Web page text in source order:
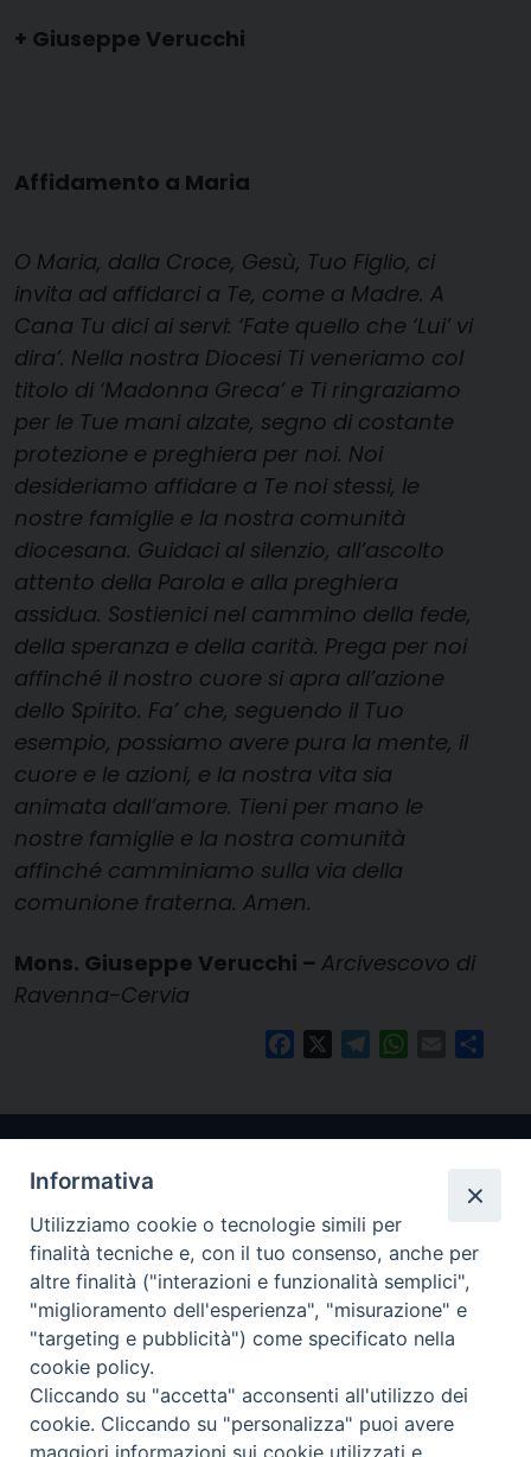
+ Giuseppe Verucchi
Affidamento a Maria
O Maria, dalla Croce, Gesù, Tuo Figlio, ci
invita ad affidarci a Te, come a Madre. A
Cana Tu dici ai servi: ‘Fate quello che ‘Lui’ vi
dira’. Nella nostra Diocesi Ti veneriamo col
titolo di ‘Madonna Greca’ e Ti ringraziamo
per le Tue mani alzate, segno di costante
protezione e preghiera per noi. Noi
desideriamo affidare a Te noi stessi, le
nostre famiglie e la nostra comunità
diocesana. Guidaci al silenzio, all’ascolto
attento della Parola e alla preghiera
assidua. Sostienici nel cammino della fede,
della speranza e della carità. Prega per noi
affinché il nostro cuore si apra all’azione
dello Spirito. Fa’ che, seguendo il Tuo
esempio, possiamo avere pura la mente, il
cuore e le azioni, e la nostra vita sia
animata dall’amore. Tieni per mano le
nostre famiglie e la nostra comunità
affinché camminiamo sulla via della
comunione fraterna. Amen.
Mons. Giuseppe Verucchi – Arcivescovo di
Ravenna-Cervia
FacebookTelegramWhatsApp
Email
Arcidiocesi di Ravenna-Cervia
CONTATTI
Piazza Arcivescovado, 1 48121- Ravenna
tel 0544.541655
Informativa
Utilizziamo cookie o tecnologie simili per
finalità tecniche e, con il tuo consenso, anche per
altre finalità ("interazioni e funzionalità semplici",
"miglioramento dell'esperienza", "misurazione" e
"targeting e pubblicità") come specificato nella
cookie policy.
Cliccando su "accetta" acconsenti all'utilizzo dei
cookie. Cliccando su "personalizza" puoi avere